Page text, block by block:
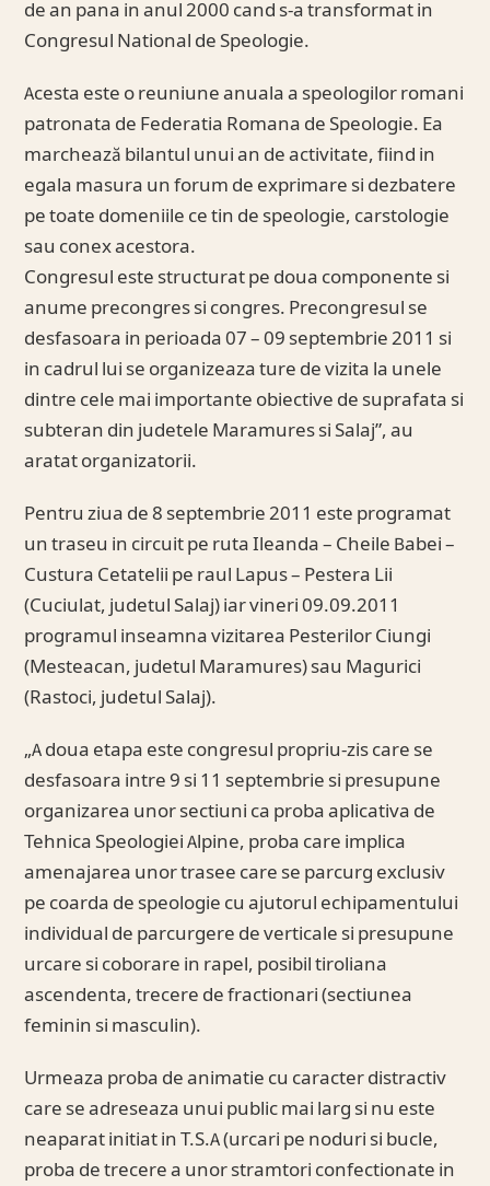
de an pana in anul 2000 cand s-a transformat in
Congresul National de Speologie.
Acesta este o reuniune anuala a speologilor romani
patronata de Federatia Romana de Speologie. Ea
marchează bilantul unui an de activitate, fiind in
egala masura un forum de exprimare si dezbatere
pe toate domeniile ce tin de speologie, carstologie
sau conex acestora.
Congresul este structurat pe doua componente si
anume precongres si congres. Precongresul se
desfasoara in perioada 07 – 09 septembrie 2011 si
in cadrul lui se organizeaza ture de vizita la unele
dintre cele mai importante obiective de suprafata si
subteran din judetele Maramures si Salaj”, au
aratat organizatorii.
Pentru ziua de 8 septembrie 2011 este programat
un traseu in circuit pe ruta Ileanda – Cheile Babei –
Custura Cetatelii pe raul Lapus – Pestera Lii
(Cuciulat, judetul Salaj) iar vineri 09.09.2011
programul inseamna vizitarea Pesterilor Ciungi
(Mesteacan, judetul Maramures) sau Magurici
(Rastoci, judetul Salaj).
„A doua etapa este congresul propriu-zis care se
desfasoara intre 9 si 11 septembrie si presupune
organizarea unor sectiuni ca proba aplicativa de
Tehnica Speologiei Alpine, proba care implica
amenajarea unor trasee care se parcurg exclusiv
pe coarda de speologie cu ajutorul echipamentului
individual de parcurgere de verticale si presupune
urcare si coborare in rapel, posibil tiroliana
ascendenta, trecere de fractionari (sectiunea
feminin si masculin).
Urmeaza proba de animatie cu caracter distractiv
care se adreseaza unui public mai larg si nu este
neaparat initiat in T.S.A (urcari pe noduri si bucle,
proba de trecere a unor stramtori confectionate in